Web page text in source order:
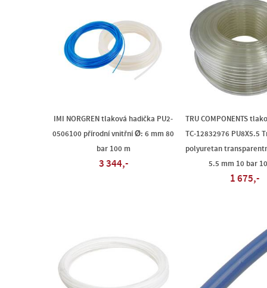
IMI NORGREN tlaková hadička PU2-
0506100 přírodní vnitřní Ø: 6 mm 80
bar 100 m
3 344,-
TRU COMPONENTS
TC-12832976 PU8X5.5
polyuretan
5.5 mm 10 bar
1 675,-